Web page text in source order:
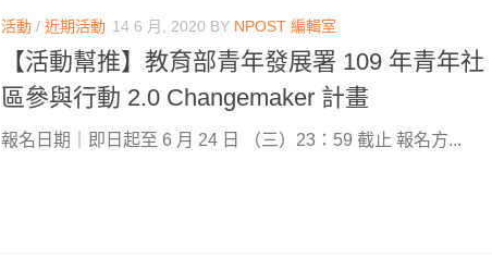
活動 / 近期活動 14 6 月, 2020 BY NPOST 編輯室
【活動幫推】教育部青年發展署 109 年青年社
區參與行動 2.0 Changemaker 計畫
報名日期｜即日起至 6 月 24 日 （三）23：59 截止 報名方...